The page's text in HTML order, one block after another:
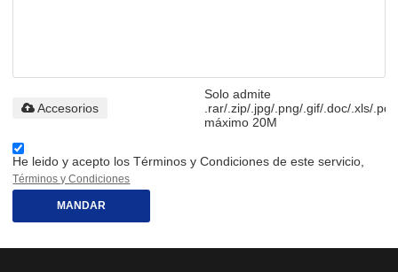
Solo admite
.rar/.zip/.jpg/.png/.gif/.doc/.xls/.pdf,
máximo 20M
Accesorios
He leido y acepto los Términos y Condiciones de este servicio,
Términos y Condiciones
MANDAR